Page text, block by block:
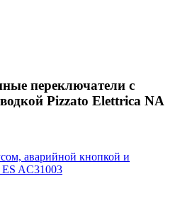
переключатели с
Pizzato Elettrica NA